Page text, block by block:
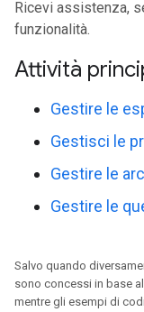
Ricevi assistenza,
funzionalità.
Attività
Gestire le
Gestisci le
Gestire le
Gestire le
Salvo quando
sono concessi in base
mentre gli esempi di